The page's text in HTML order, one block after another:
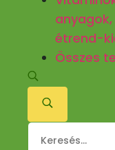
étrend-
Összes